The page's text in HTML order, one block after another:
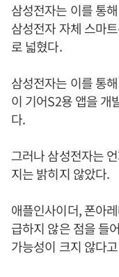
삼성전자는 이를 통
삼성전자 자체 스마
로 넓혔다.
삼성전자는 이를 통
이 기어S2용 앱을 개
다.
그러나 삼성전자는
지는 밝히지 않았다.
애플인사이더, 폰아
급하지 않은 점을 들
가능성이 크지 않다